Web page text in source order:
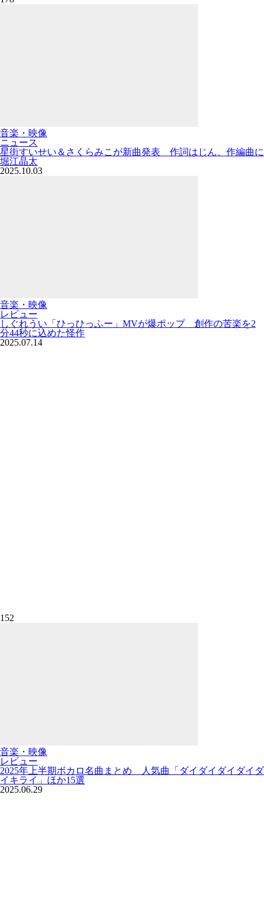
音楽・映像
ニュース
星街すいせい＆さくらみこが新曲発表 作詞はじん、作編曲に
堀江晶太
2025.10.03
音楽・映像
レビュー
しぐれうい「ひっひっふー」MVが爆ポップ 創作の苦楽を2
分44秒に込めた怪作
2025.07.14
152
音楽・映像
レビュー
2025年上半期ボカロ名曲まとめ 人気曲「ダイダイダイダイダ
イキライ」ほか15選
2025.06.29